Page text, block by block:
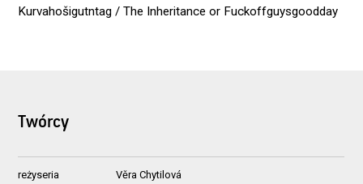
Kurvahošigutntag / The Inheritance or Fuckoffguysgoodday
Twórcy
reżyseria Věra Chytilová